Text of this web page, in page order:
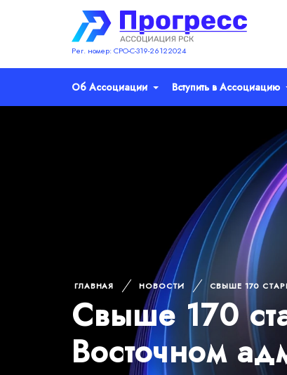
Рег. номер: СРО-С-319-26122024
Об Ассоциации Вступить в Ассоциацию
ГЛАВНАЯ НОВОСТИ СВЫШЕ 170
Свыше 170
Восточном